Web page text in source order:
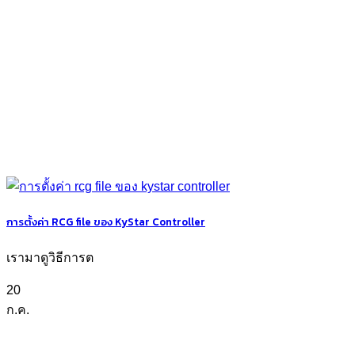
การตั้งค่า RCG file ของ KyStar Controller
เรามาดูวิธีการต
20
ก.ค.